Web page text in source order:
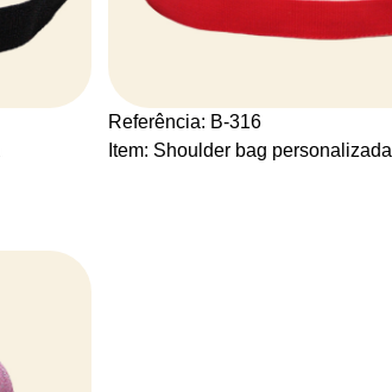
Referência: B-316
Item: Shoulder bag personalizada